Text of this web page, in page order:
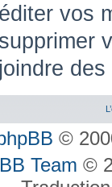
éditer vos
supprimer
joindre
©
Team ©